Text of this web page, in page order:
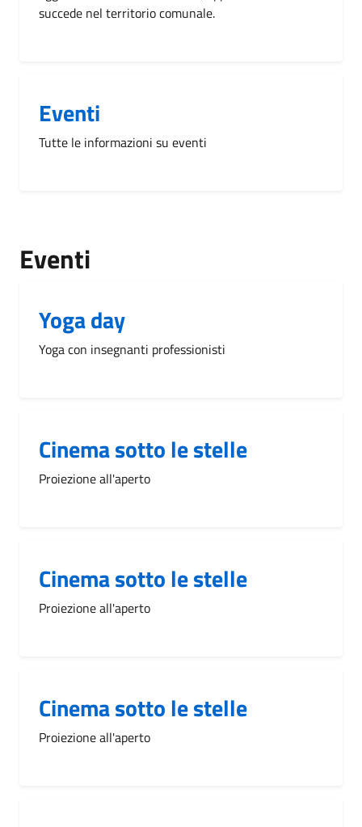
succede nel territorio comunale.
Eventi
Tutte le informazioni su eventi
Eventi
Yoga day
Yoga con insegnanti professionisti
Cinema sotto le stelle
Proiezione all'aperto
Cinema sotto le stelle
Proiezione all'aperto
Cinema sotto le stelle
Proiezione all'aperto